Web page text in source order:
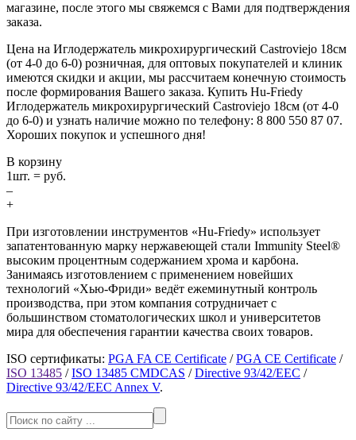
магазине, после этого мы свяжемся с Вами для подтверждения
заказа.
Цена на Иглодержатель микрохирургический Castroviejo 18см
(от 4-0 до 6-0) розничная, для оптовых покупателей и клиник
имеются скидки и акции, мы рассчитаем конечную стоимость
после формирования Вашего заказа. Купить Hu-Friedy
Иглодержатель микрохирургический Castroviejo 18см (от 4-0
до 6-0) и узнать наличие можно по телефону: 8 800 550 87 07.
Хороших покупок и успешного дня!
В корзину
1шт. = руб.
–
+
При изготовлении инструментов «Hu-Friedy» использует
запатентованную марку нержавеющей стали Immunity Steel®
высоким процентным содержанием хрома и карбона.
Занимаясь изготовлением с применением новейших
технологий «Хью-Фриди» ведёт ежеминутный контроль
производства, при этом компания сотрудничает с
большинством стоматологических школ и университетов
мира для обеспечения гарантии качества своих товаров.
ISO сертификаты: PGA FA CE Certificate /PGA CE Certificate /
ISO 13485 /ISO 13485 CMDCAS /Directive 93/42/EEC /
Directive 93/42/EEC Annex V.